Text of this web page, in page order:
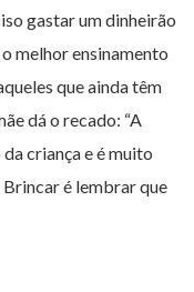
gastar um dinheirão
melhor ensinamento
que ainda têm
dá o recado: “A
criança e é muito
é lembrar que